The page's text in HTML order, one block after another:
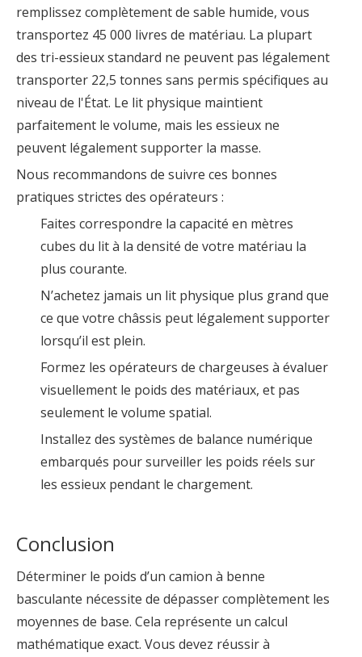
remplissez complètement de sable humide, vous
transportez 45 000 livres de matériau. La plupart
des tri-essieux standard ne peuvent pas légalement
transporter 22,5 tonnes sans permis spécifiques au
niveau de l'État. Le lit physique maintient
parfaitement le volume, mais les essieux ne
peuvent légalement supporter la masse.
Nous recommandons de suivre ces bonnes
pratiques strictes des opérateurs :
Faites correspondre la capacité en mètres
cubes du lit à la densité de votre matériau la
plus courante.
N’achetez jamais un lit physique plus grand que
ce que votre châssis peut légalement supporter
lorsqu’il est plein.
Formez les opérateurs de chargeuses à évaluer
visuellement le poids des matériaux, et pas
seulement le volume spatial.
Installez des systèmes de balance numérique
embarqués pour surveiller les poids réels sur
les essieux pendant le chargement.
Conclusion
Déterminer le poids d’un camion à benne
basculante nécessite de dépasser complètement les
moyennes de base. Cela représente un calcul
mathématique exact. Vous devez réussir à